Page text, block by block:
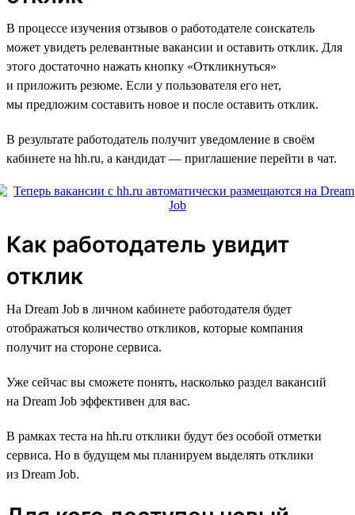
В процессе изучения отзывов о работодателе соискатель
может увидеть релевантные вакансии и оставить отклик. Для
этого достаточно нажать кнопку «Откликнуться»
и приложить резюме. Если у пользователя его нет,
мы предложим составить новое и после оставить отклик.
В результате работодатель получит уведомление в своём
кабинете на hh.ru, а кандидат — приглашение перейти в чат.
Как работодатель увидит
отклик
На Dream Job в личном кабинете работодателя будет
отображаться количество откликов, которые компания
получит на стороне сервиса.
Уже сейчас вы сможете понять, насколько раздел вакансий
на Dream Job эффективен для вас.
В рамках теста на hh.ru отклики будут без особой отметки
сервиса. Но в будущем мы планируем выделять отклики
из Dream Job.